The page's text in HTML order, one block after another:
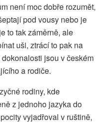
není moc dobře rozumět,
pod vousy nebo je
to tak záměrně, ale
uši, ztrácí to pak na
jsou v českém
a rodiče.
rodiny, kde
z jednoho jazyka do
vyjadřoval v ruštině,